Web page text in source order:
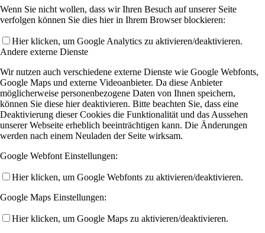
Wenn Sie nicht wollen, dass wir Ihren Besuch auf unserer Seite
verfolgen können Sie dies hier in Ihrem Browser blockieren:
Hier klicken, um Google Analytics zu aktivieren/deaktivieren.
Andere externe Dienste
Wir nutzen auch verschiedene externe Dienste wie Google Webfonts,
Google Maps und externe Videoanbieter. Da diese Anbieter
möglicherweise personenbezogene Daten von Ihnen speichern,
können Sie diese hier deaktivieren. Bitte beachten Sie, dass eine
Deaktivierung dieser Cookies die Funktionalität und das Aussehen
unserer Webseite erheblich beeinträchtigen kann. Die Änderungen
werden nach einem Neuladen der Seite wirksam.
Google Webfont Einstellungen:
Hier klicken, um Google Webfonts zu aktivieren/deaktivieren.
Google Maps Einstellungen:
Hier klicken, um Google Maps zu aktivieren/deaktivieren.